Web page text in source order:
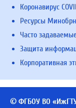
Коронавирус
Ресурсы
Часто
Защита
Корпоративная
© ФГБОУ ВО